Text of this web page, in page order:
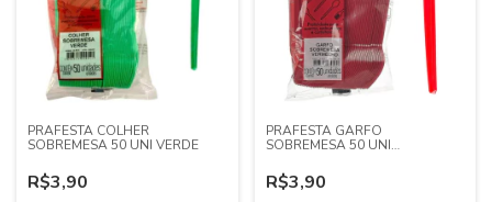
PRAFESTA COLHER
SOBREMESA 50 UNI VERDE
R$3,90
PRAFESTA GARFO
SOBREMESA 50 UNI
R$3,90